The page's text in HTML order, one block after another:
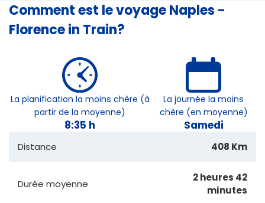
Comment est le voyage Naples -
Florence in Train?
La planification la moins chère (à
partir de la moyenne)
8:35 h
La journée la moins
chère (en moyenne)
Samedi
Distance 408 Km
Durée moyenne
2 heures 42
minutes